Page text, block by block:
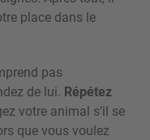
place dans le
pas
de lui. Répétez
votre animal s’il se
que vous voulez